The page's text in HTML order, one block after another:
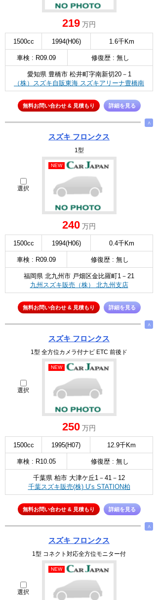
219 万円
1500cc 1994(H06) 1.6千Km
車検 : R09.09 修復歴 : 無し
愛知県 豊橋市 松井町字南新切20－1
（株）スズキ自販東海 スズキアリーナ豊橋南
無料お問い合わせ & 見積もり 詳細を見る
∧
スズキ フロンクス
1型
選択
NEW
240 万円
1500cc 1994(H06) 0.4千Km
車検 : R09.09 修復歴 : 無し
福岡県 北九州市 戸畑区金比羅町1－21
九州スズキ販売（株） 北九州支店
無料お問い合わせ & 見積もり 詳細を見る
∧
スズキ フロンクス
1型 全方位カメラ付ナビ ETC 前後ド
選択
NEW
250 万円
1500cc 1995(H07) 12.9千Km
車検 : R10.05 修復歴 : 無し
千葉県 柏市 大津ケ丘1－41－12
千葉スズキ販売(株) U’s STATION柏
無料お問い合わせ & 見積もり 詳細を見る
∧
スズキ フロンクス
1型 コネクト対応全方位モニター付
選択
NEW